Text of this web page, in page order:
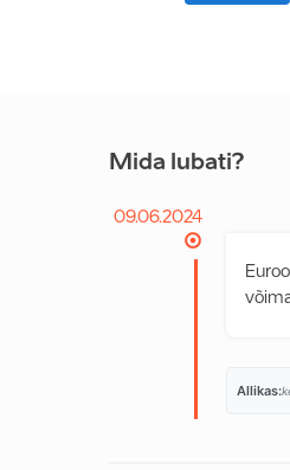
Mida lubati?
09.06.2024
Allikas: